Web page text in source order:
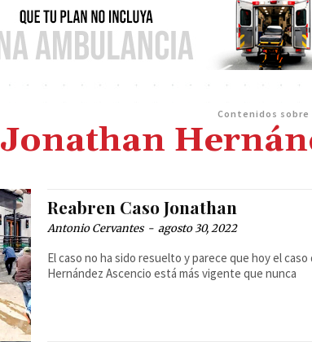
Contenidos sobre
Jonathan
Reabren Caso Jonathan
Antonio Cervantes - agosto 30, 2022
El caso no ha sido resuelto y parece que hoy el
Hernández Ascencio está más vigente que nunca